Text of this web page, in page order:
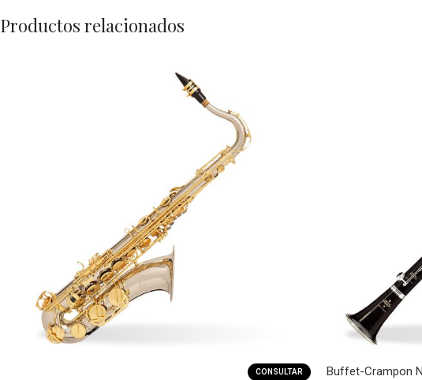
Productos relacionados
CONSULTAR Buffet-Crampon